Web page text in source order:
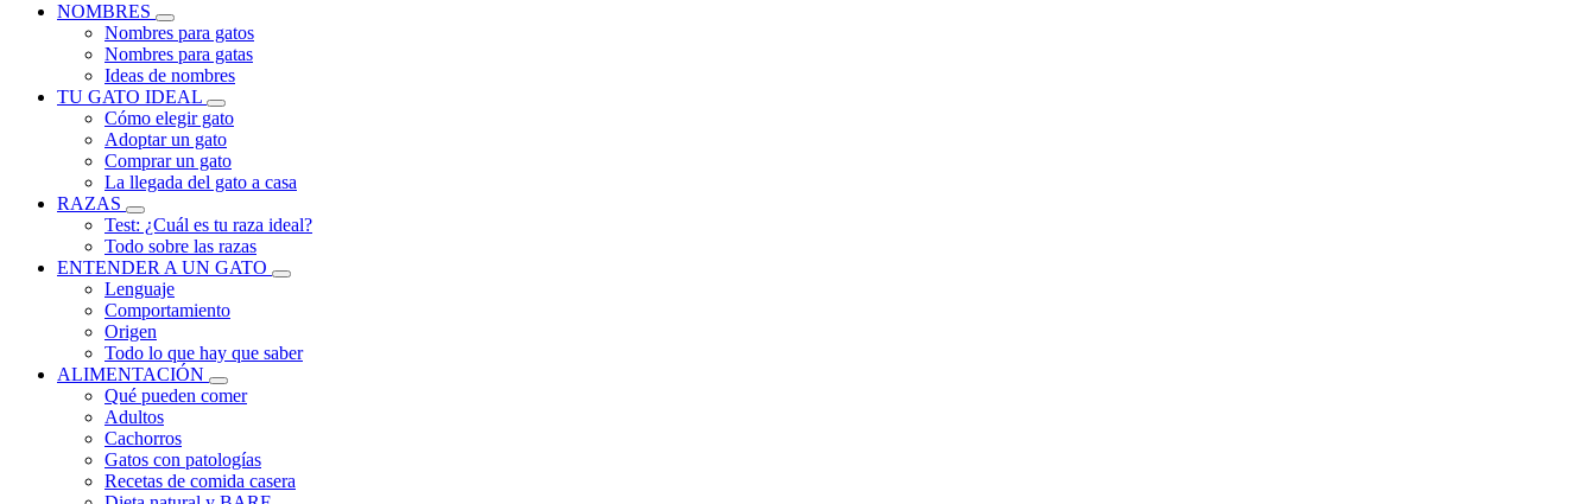
NOMBRES
Nombres para gatos
Nombres para gatas
Ideas de nombres
TU GATO IDEAL
Cómo elegir gato
Adoptar un gato
Comprar un gato
La llegada del gato a casa
RAZAS
Test: ¿Cuál es tu raza ideal?
Todo sobre las razas
ENTENDER A UN GATO
Lenguaje
Comportamiento
Origen
Todo lo que hay que saber
ALIMENTACIÓN
Qué pueden comer
Adultos
Cachorros
Gatos con patologías
Recetas de comida casera